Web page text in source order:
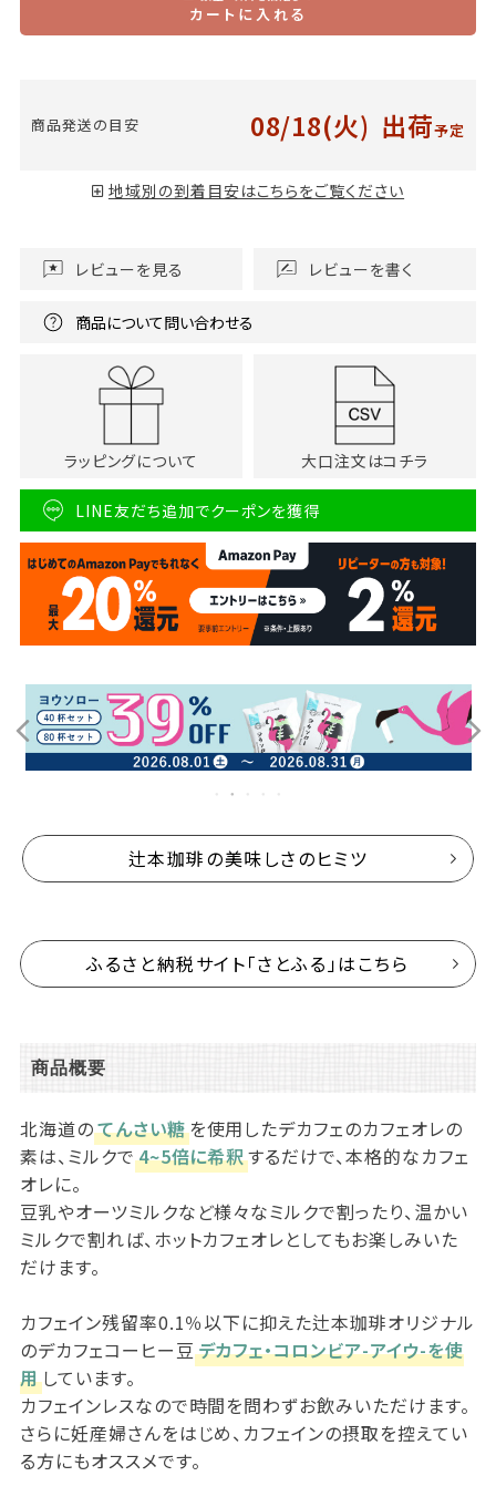
カートに入れる
商品発送の目安 08/18(火) 出荷予定
地域別の到着目安はこちらをご覧ください
レビューを見る レビューを書く
商品について問い合わせる
ラッピングについて 大口注文はコチラ
LINE友だち追加でクーポンを獲得
辻本珈琲の美味しさのヒミツ
ふるさと納税サイト「さとふる」はこちら
商品概要
北海道のてんさい糖を使用したデカフェのカフェオレの
素は、ミルクで4~5倍に希釈するだけで、本格的なカフェ
オレに。
豆乳やオーツミルクなど様々なミルクで割ったり、温かい
ミルクで割れば、ホットカフェオレとしてもお楽しみいた
だけます。
カフェイン残留率0.1％以下に抑えた辻本珈琲オリジナル
のデカフェコーヒー豆デカフェ・コロンビア-アイウ-を使
用しています。
カフェインレスなので時間を問わずお飲みいただけます。
さらに妊産婦さんをはじめ、カフェインの摂取を控えてい
る方にもオススメです。